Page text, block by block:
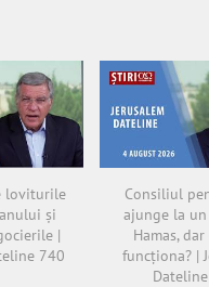
loviturile
și
|
740
Consiliul
ajunge la
Hamas,
funcționa? |